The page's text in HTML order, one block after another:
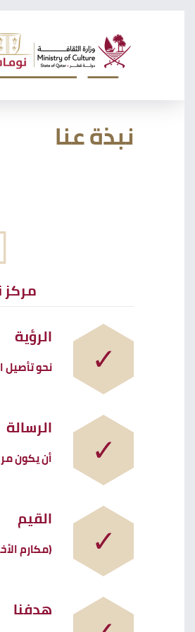
نبذة عنا
الرؤية
نحو تأصيل
الرسالة
أن يكون
القيم
(مكارم
هدفنا